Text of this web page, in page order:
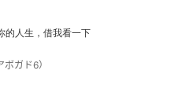
的人生，借我看一下
ガド6）